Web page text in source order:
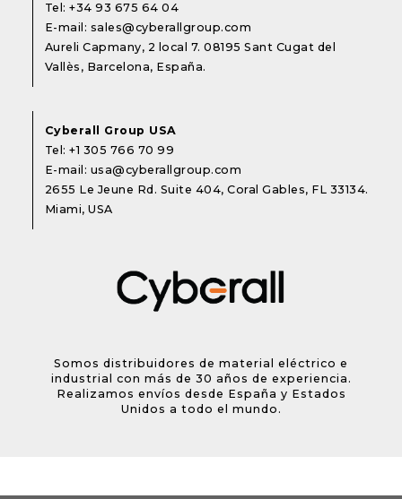
Tel:+34 93 675 64 04
E-mail: sales@cyberallgroup.com
Aureli Capmany, 2 local 7. 08195 Sant Cugat del
Vallès, Barcelona, España.
Cyberall Group USA
Tel:+1 305 766 70 99
E-mail: usa@cyberallgroup.com
2655 Le Jeune Rd. Suite 404, Coral Gables, FL 33134.
Miami, USA
Somos distribuidores de material eléctrico e
industrial con más de 30 años de experiencia.
Realizamos envíos desde España y Estados
Unidos a todo el mundo.